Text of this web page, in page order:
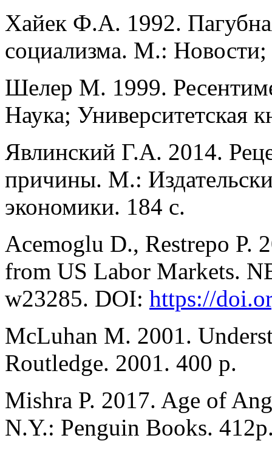
Хайек Ф.А. 1992.
социализма. М.: Новости;
Шелер М. 1999.
Наука; Университетская
Явлинский Г.А. 2014.
причины. М.:
экономики. 184 с.
Acemoglu D., Restrepo P.
from US Labor Markets.
w23285. DOI: https://
McLuhan M. 2001.
Routledge. 2001. 400 p.
Mishra P. 2017. Age of
N.Y.: Penguin Books.